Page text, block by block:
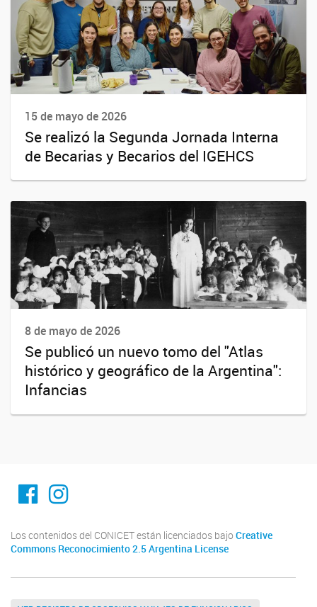
15 de mayo de 2026
Se realizó la Segunda Jornada Interna
de Becarias y Becarios del IGEHCS
8 de mayo de 2026
Se publicó un nuevo tomo del "Atlas
histórico y geográfico de la Argentina":
Infancias
Facebook
Instagram
Los contenidos del CONICET están licenciados bajo Creative
Commons Reconocimiento 2.5 Argentina License